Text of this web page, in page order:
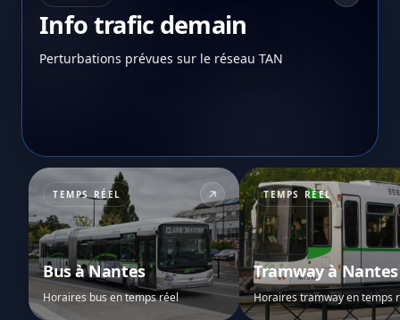
Info trafic demain
Perturbations prévues sur le réseau TAN
TEMPS RÉEL
Bus à Nantes
Horaires bus en temps réel
TEMPS RÉEL
Tramway à Nantes
Horaires tramway en temps